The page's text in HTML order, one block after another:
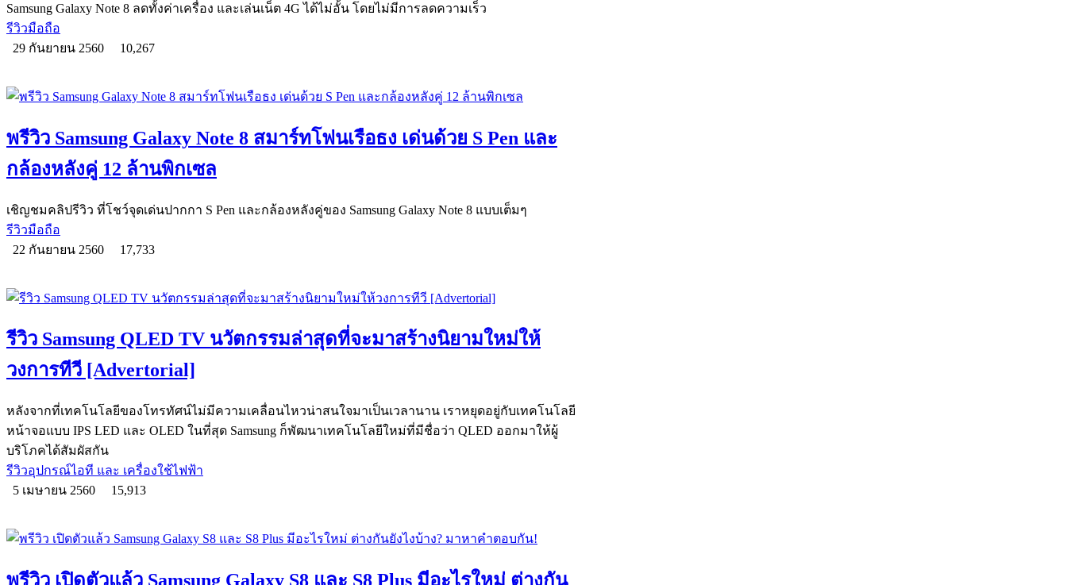
Samsung Galaxy Note 8 ลดทั้งค่าเครื่อง และเล่นเน็ต 4G ได้ไม่อั้น โดยไม่มีการลดความเร็ว
รีวิวมือถือ
29 กันยายน 2560
10,267
พรีวิว Samsung Galaxy Note 8 สมาร์ทโฟนเรือธง เด่นด้วย S Pen และ
กล้องหลังคู่ 12 ล้านพิกเซล
เชิญชมคลิปรีวิว ที่โชว์จุดเด่นปากกา S Pen และกล้องหลังคู่ของ Samsung Galaxy Note 8 แบบเต็มๆ
รีวิวมือถือ
22 กันยายน 2560
17,733
รีวิว Samsung QLED TV นวัตกรรมล่าสุดที่จะมาสร้างนิยามใหม่ให้
วงการทีวี [Advertorial]
หลังจากที่เทคโนโลยีของโทรทัศน์ไม่มีความเคลื่อนไหวน่าสนใจมาเป็นเวลานาน เราหยุดอยู่กับเทคโนโลยี
หน้าจอแบบ IPS LED และ OLED ในที่สุด Samsung ก็พัฒนาเทคโนโลยีใหม่ที่มีชื่อว่า QLED ออกมาให้ผู้
บริโภคได้สัมผัสกัน
รีวิวอุปกรณ์ไอที และ เครื่องใช้ไฟฟ้า
5 เมษายน 2560
15,913
พรีวิว เปิดตัวแล้ว Samsung Galaxy S8 และ S8 Plus มีอะไรใหม่ ต่างกัน